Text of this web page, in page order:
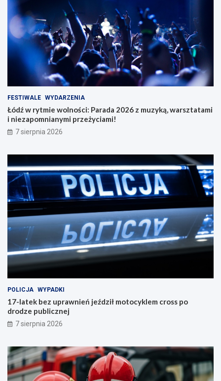
FESTIWALE WYDARZENIA
Łódź w rytmie wolności: Parada 2026 z muzyką, warsztatami
i niezapomnianymi przeżyciami!
7 sierpnia 2026
POLICJA WYPADKI
17-latek bez uprawnień jeździł motocyklem cross po
drodze publicznej
7 sierpnia 2026